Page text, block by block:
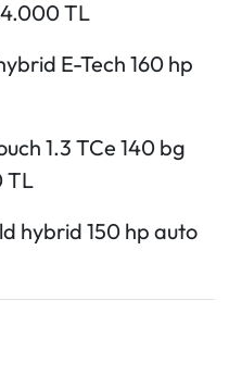
TL
E-Tech 160 hp
1.3 TCe 140 bg
TL
hybrid 150 hp auto